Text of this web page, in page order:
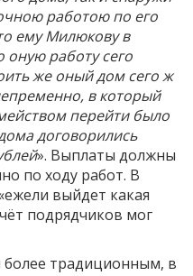
работою по его
ему Милюкову в
оную работу сего
же оный дом сего ж
в который
перейти было
договорились
». Выплаты должны
по ходу работ. В
выйдет какая
подрядчиков мог
более традиционным, в